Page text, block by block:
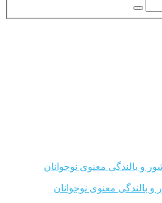
و بالندگی معنوی نوجوانان